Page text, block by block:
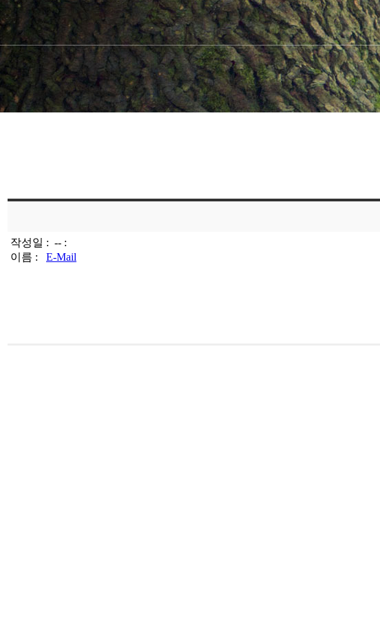
작성일 : -- :
이름 :
E-Mail